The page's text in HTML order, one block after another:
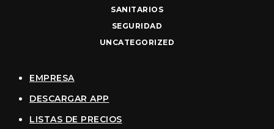
SANITARIOS
SEGURIDAD
UNCATEGORIZED
EMPRESA
DESCARGAR APP
LISTAS DE PRECIOS